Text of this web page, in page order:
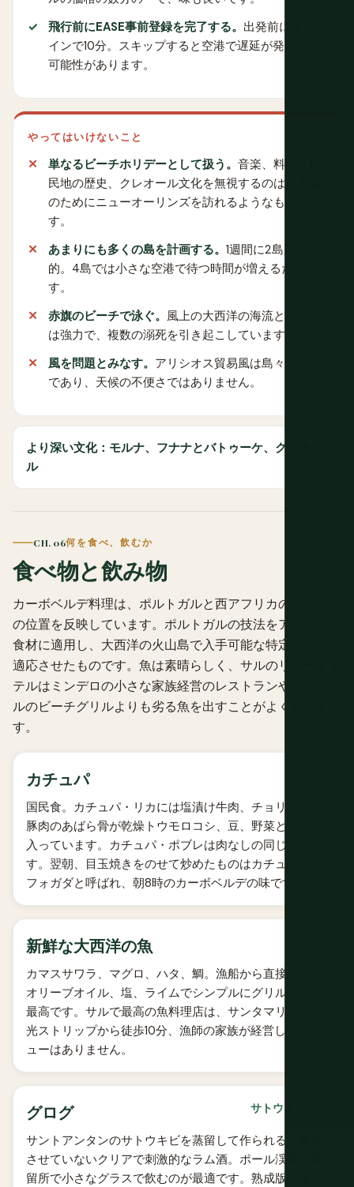
飛行前にEASE事前登録を完了する。 出発前にオンラ
インで10分。スキップすると空港で遅延が発生する
可能性があります。
やってはいけないこと
単なるビーチホリデーとして扱う。 音楽、料理、植
民地の歴史、クレオール文化を無視するのは、天気
のためにニューオーリンズを訪れるようなもので
す。
あまりにも多くの島を計画する。 1週間に2島が現実
的。4島では小さな空港で待つ時間が増えるだけで
す。
赤旗のビーチで泳ぐ。 風上の大西洋の海流とうねり
は強力で、複数の溺死を引き起こしています。
風を問題とみなす。 アリシオス貿易風は島々の特徴
であり、天候の不便さではありません。
より深い文化：モルナ、フナナとバトゥーケ、クリオ
ル
CH. 06何を食べ、飲むか
食べ物と飲み物
カーボベルデ料理は、ポルトガルと西アフリカの間の島々
の位置を反映しています。ポルトガルの技法をアフリカの
食材に適用し、大西洋の火山島で入手可能な特定の製品に
適応させたものです。魚は素晴らしく、サルのリゾートホ
テルはミンデロの小さな家族経営のレストランやタラファ
ルのビーチグリルよりも劣る魚を出すことがよくありま
す。
カチュパ
国民食。カチュパ・リカには塩漬け牛肉、チョリソー、
豚肉のあばら骨が乾燥トウモロコシ、豆、野菜と一緒に
入っています。カチュパ・ポブレは肉なしの同じもので
す。翌朝、目玉焼きをのせて炒めたものはカチュパ・レ
フォガダと呼ばれ、朝8時のカーボベルデの味です。
新鮮な大西洋の魚
カマスサワラ、マグロ、ハタ、鯛。漁船から直接買い、
オリーブオイル、塩、ライムでシンプルにグリルすると
最高です。サルで最高の魚料理店は、サンタマリアの観
光ストリップから徒歩10分、漁師の家族が経営し、メニ
ューはありません。
グログ サトウキビラム
サントアンタンのサトウキビを蒸留して作られる、熟成
させていないクリアで刺激的なラム酒。ポール渓谷の蒸
留所で小さなグラスで飲むのが最適です。熟成版のポン